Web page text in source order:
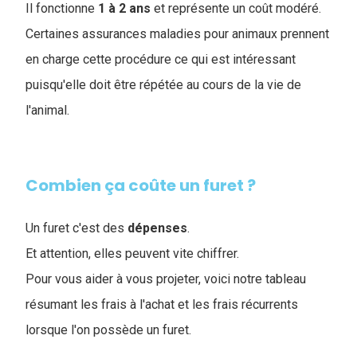
l fonctionne 1 à 2 ans et représente un coût modéré.
Certaines assurances maladies pour animaux prennent
en charge cette procédure ce qui est intéressant
puisqu'elle doit être répétée au cours de la vie de
l'animal.
Combien ça coûte un furet ?
Un furet c'est des dépenses.
Et attention, elles peuvent vite chiffrer.
Pour vous aider à vous projeter, voici notre tableau
résumant les frais à l'achat et les frais récurrents
lorsque l'on possède un furet.